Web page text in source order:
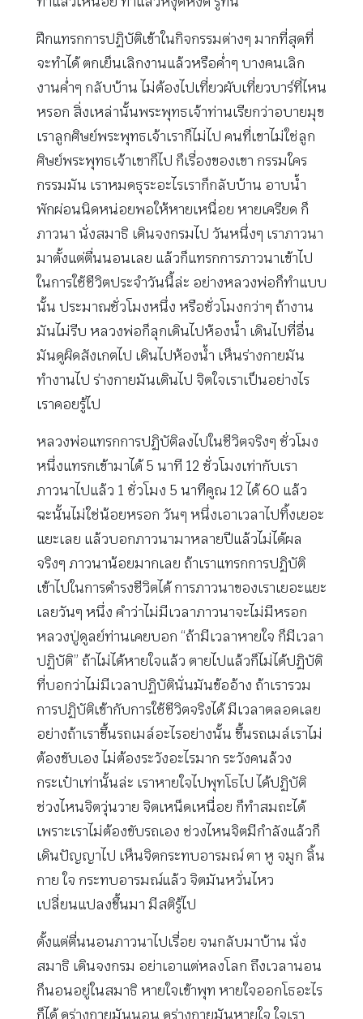
ฝึกแทรกการปฏิบัติเข้าในกิจกรรมต่างๆ มากที่สุดที่
จะทำได้ ตกเย็นเลิกงานแล้วหรือค่ำๆ บางคนเลิก
งานค่ำๆ กลับบ้าน ไม่ต้องไปเที่ยวผับเที่ยวบาร์ที่ไหน
หรอก สิ่งเหล่านั้นพระพุทธเจ้าท่านเรียกว่าอบายมุข
เราลูกศิษย์พระพุทธเจ้าเราก็ไม่ไป คนที่เขาไม่ใช่ลูก
ศิษย์พระพุทธเจ้าเขาก็ไป ก็เรื่องของเขา กรรมใคร
กรรมมัน เราหมดธุระอะไรเราก็กลับบ้าน อาบน้ำ
พักผ่อนนิดหน่อยพอให้หายเหนื่อย หายเครียด ก็
ภาวนา นั่งสมาธิ เดินจงกรมไป วันหนึ่งๆ เราภาวนา
มาตั้งแต่ตื่นนอนเลย แล้วก็แทรกการภาวนาเข้าไป
ในการใช้ชีวิตประจำวันนี้ล่ะ อย่างหลวงพ่อก็ทำแบบ
นั้น ประมาณชั่วโมงหนึ่ง หรือชั่วโมงกว่าๆ ถ้างาน
มันไม่รีบ หลวงพ่อก็ลุกเดินไปห้องน้ำ เดินไปที่อื่น
มันดูผิดสังเกตไป เดินไปห้องน้ำ เห็นร่างกายมัน
ทำงานไป ร่างกายมันเดินไป จิตใจเราเป็นอย่างไร
เราคอยรู้ไป
หลวงพ่อแทรกการปฏิบัติลงไปในชีวิตจริงๆ ชั่วโมง
หนึ่งแทรกเข้ามาได้ 5 นาที 12 ชั่วโมงเท่ากับเรา
ภาวนาไปแล้ว 1 ชั่วโมง 5 นาทีคูณ 12 ได้ 60 แล้ว
ฉะนั้นไม่ใช่น้อยหรอก วันๆ หนึ่งเอาเวลาไปทิ้งเยอะ
แยะเลย แล้วบอกภาวนามาหลายปีแล้วไม่ได้ผล
จริงๆ ภาวนาน้อยมากเลย ถ้าเราแทรกการปฏิบัติ
เข้าไปในการดำรงชีวิตได้ การภาวนาของเราเยอะแยะ
เลยวันๆ หนึ่ง คำว่าไม่มีเวลาภาวนาจะไม่มีหรอก
หลวงปู่ดูลย์ท่านเคยบอก “ถ้ามีเวลาหายใจ ก็มีเวลา
ปฏิบัติ” ถ้าไม่ได้หายใจแล้ว ตายไปแล้วก็ไม่ได้ปฏิบัติ
ที่บอกว่าไม่มีเวลาปฏิบัตินั่นมันข้ออ้าง ถ้าเรารวม
การปฏิบัติเข้ากับการใช้ชีวิตจริงได้ มีเวลาตลอดเลย
อย่างถ้าเราขึ้นรถเมล์อะไรอย่างนั้น ขึ้นรถเมล์เราไม่
ต้องขับเอง ไม่ต้องระวังอะไรมาก ระวังคนล้วง
กระเป๋าเท่านั้นล่ะ เราหายใจไปพุทโธไป ได้ปฏิบัติ
ช่วงไหนจิตวุ่นวาย จิตเหน็ดเหนื่อย ก็ทำสมถะได้
เพราะเราไม่ต้องขับรถเอง ช่วงไหนจิตมีกำลังแล้วก็
เดินปัญญาไป เห็นจิตกระทบอารมณ์ ตา หู จมูก ลิ้น
กาย ใจ กระทบอารมณ์แล้ว จิตมันหวั่นไหว
เปลี่ยนแปลงขึ้นมา มีสติรู้ไป
ตั้งแต่ตื่นนอนภาวนาไปเรื่อย จนกลับมาบ้าน นั่ง
สมาธิ เดินจงกรม อย่าเอาแต่หลงโลก ถึงเวลานอน
ก็นอนอยู่ในสมาธิ หายใจเข้าพุท หายใจออกโธอะไร
ก็ได้ ดูร่างกายมันนอน ดูร่างกายมันหายใจ ใจเรา